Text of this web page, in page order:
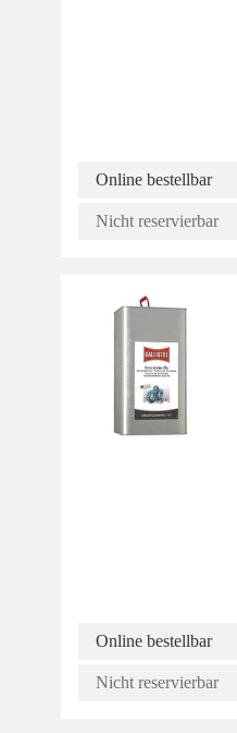
Online bestellbar
Nicht reservierbar
Online bestellbar
Nicht reservierbar